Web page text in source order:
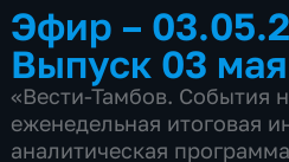
Эфир –
Выпуск 03
«Вести-Тамбов. События
еженедельная итоговая
аналитическая